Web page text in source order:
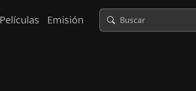
Películas Emisión